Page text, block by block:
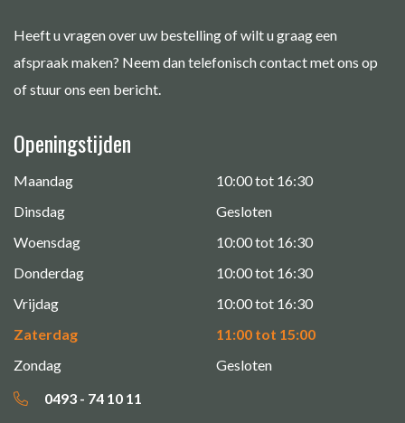
Heeft u vragen over uw bestelling of wilt u graag een
afspraak maken? Neem dan telefonisch contact met ons op
of stuur ons een bericht.
Openingstijden
Maandag
10:00 tot 16:30
Dinsdag
Gesloten
Woensdag
10:00 tot 16:30
Donderdag
10:00 tot 16:30
Vrijdag
10:00 tot 16:30
Zaterdag
11:00 tot 15:00
Zondag
Gesloten
0493 - 74 10 11